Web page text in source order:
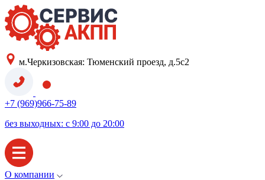
м.Черкизовская: Тюменский проезд, д.5с2
+7 (969)966-75-89
без выходных: с 9:00 до 20:00
О компании